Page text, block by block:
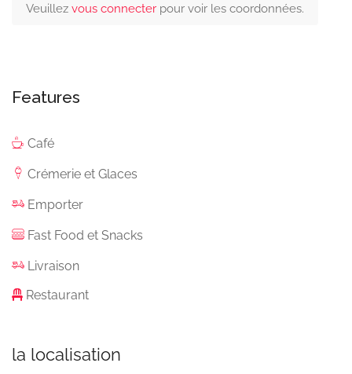
Veuillez vous connecter pour voir les coordonnées.
Features
Café
Crémerie et Glaces
Emporter
Fast Food et Snacks
Livraison
Restaurant
la localisation